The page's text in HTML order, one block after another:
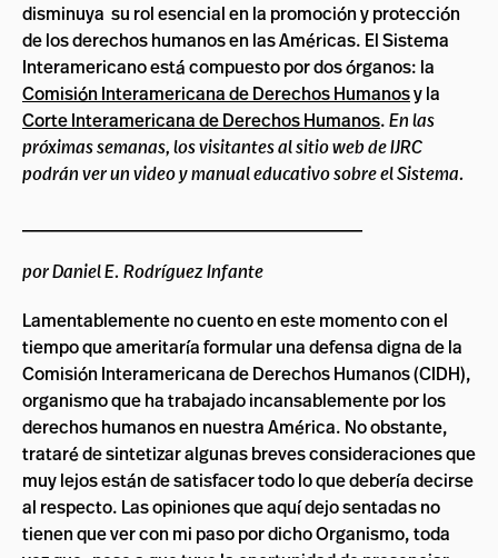
disminuya su rol esencial en la promoción y protección
de los derechos humanos en las Américas. El Sistema
Interamericano está compuesto por dos órganos: la
Comisión Interamericana de Derechos Humanosy la
Corte Interamericana de Derechos Humanos.En las
próximas semanas, los visitantes al sitio web de IJRC
podrán ver un video y manual educativo sobre el Sistema.
por Daniel E. Rodríguez Infante
Lamentablemente no cuento en este momento con el
tiempo que ameritaría formular una defensa digna de la
Comisión Interamericana de Derechos Humanos (CIDH),
organismo que ha trabajado incansablemente por los
derechos humanos en nuestra América. No obstante,
trataré de sintetizar algunas breves consideraciones que
muy lejos están de satisfacer todo lo que debería decirse
al respecto. Las opiniones que aquí dejo sentadas no
tienen que ver con mi paso por dicho Organismo, toda